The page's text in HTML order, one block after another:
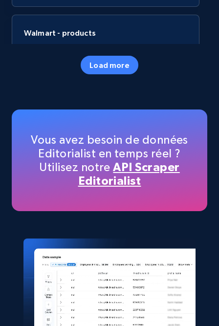
Walmart - products
Specifications, Image urls, Top reviews, and
URL, Title, Available, Description, Currency, Initial
5.4K+
Shein- Products
Product name, Description, Initial price, Final
Load more
Vous avez besoin de données
Editorialist en temps réel ?
Utilisez notreAPI Scraper
Editorialist